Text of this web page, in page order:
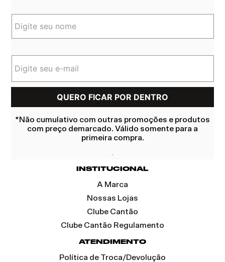
*Não cumulativo com outras promoções e produtos
com preço demarcado. Válido somente para a
primeira compra.
INSTITUCIONAL
A Marca
Nossas Lojas
Clube Cantão
Clube Cantão Regulamento
ATENDIMENTO
Política de Troca/Devolução